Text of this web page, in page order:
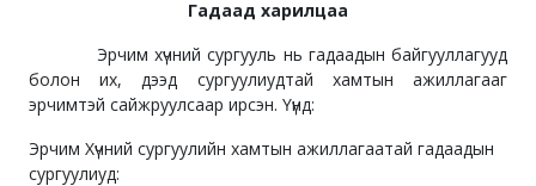
Гадаад харилцаа
Эрчим хүчний сургууль нь гадаадын байгууллагууд
болон их, дээд сургуулиудтай хамтын ажиллагааг
эрчимтэй сайжруулсаар ирсэн. Үүнд:
Эрчим Хүчний сургуулийн хамтын ажиллагаатай гадаадын
сургуулиуд: